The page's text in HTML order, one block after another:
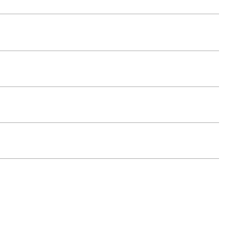
い『ネコセイバーオルタ』とかい